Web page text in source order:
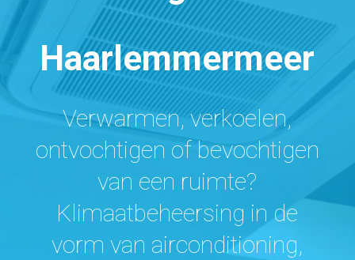
Haarlemmermeer
Verwarmen, verkoelen,
ontvochtigen of bevochtigen
van een ruimte?
Klimaatbeheersing in de
vorm van airconditioning,